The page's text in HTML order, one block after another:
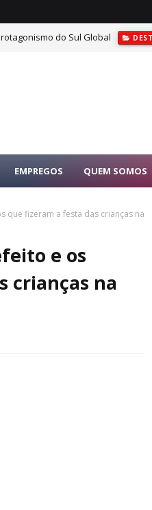
do Sul Global
EMPREGOS QUEM SOMOS
fizeram a festa das crianças na
e os
crianças na